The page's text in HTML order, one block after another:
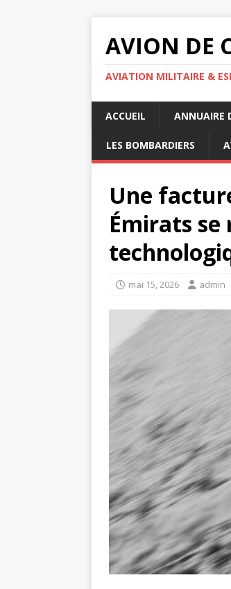
AVION DE
AVIATION MILITAIRE &
ACCUEIL ANNUAIRE
LES BOMBARDIERS
Une
Émirats
mai 15, 2026 admin